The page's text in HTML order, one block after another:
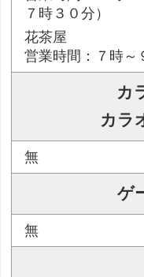
７時３０分）
花茶屋
営業時間：７時～
カ
カラ
無
ゲ
無